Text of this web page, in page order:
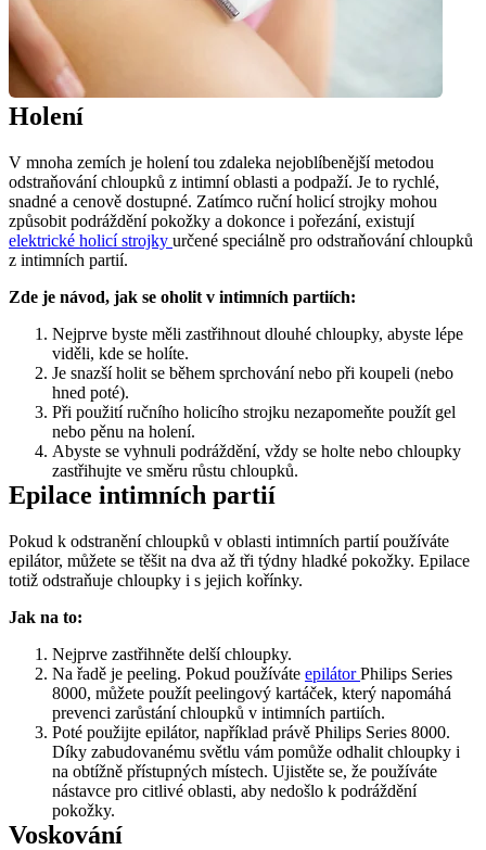
Holení
V mnoha zemích je holení tou zdaleka nejoblíbenější metodou
odstraňování chloupků z intimní oblasti a podpaží. Je to rychlé,
snadné a cenově dostupné. Zatímco ruční holicí strojky mohou
způsobit podráždění pokožky a dokonce i pořezání, existují
elektrické holicí strojky určené speciálně pro odstraňování chloupků
z intimních partií.
Zde je návod, jak se oholit v intimních partiích:
Nejprve byste měli zastřihnout dlouhé chloupky, abyste lépe
viděli, kde se holíte.
Je snazší holit se během sprchování nebo při koupeli (nebo
hned poté).
Při použití ručního holicího strojku nezapomeňte použít gel
nebo pěnu na holení.
Abyste se vyhnuli podráždění, vždy se holte nebo chloupky
zastřihujte ve směru růstu chloupků.
Epilace intimních partií
Pokud k odstranění chloupků v oblasti intimních partií používáte
epilátor, můžete se těšit na dva až tři týdny hladké pokožky. Epilace
totiž odstraňuje chloupky i s jejich kořínky.
Jak na to:
Nejprve zastřihněte delší chloupky.
Na řadě je peeling. Pokud používáte epilátor Philips Series
8000, můžete použít peelingový kartáček, který napomáhá
prevenci zarůstání chloupků v intimních partiích.
Poté použijte epilátor, například právě Philips Series 8000.
Díky zabudovanému světlu vám pomůže odhalit chloupky i
na obtížně přístupných místech. Ujistěte se, že používáte
nástavce pro citlivé oblasti, aby nedošlo k podráždění
pokožky.
Voskování